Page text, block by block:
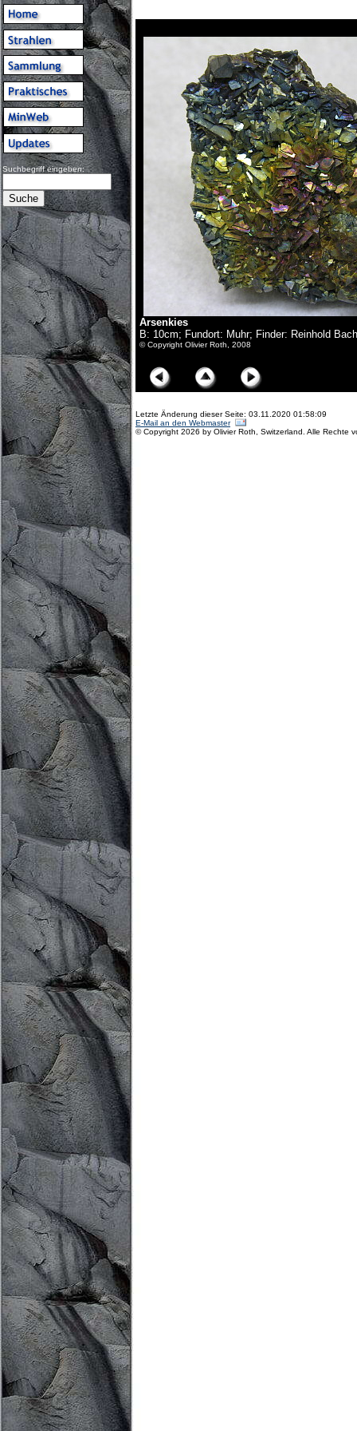
Suchbegriff eingeben:
Arsenkies
B: 10cm; Fundort: Muhr; Finder: Reinhold
© Copyright Olivier Roth, 2008
Letzte Änderung dieser Seite: 03.11.2020 01:58:09
E-Mail an den Webmaster
© Copyright 2026 by Olivier Roth, Switzerland. Alle Rechte